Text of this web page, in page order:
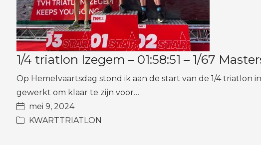
1/4 triatlon Izegem – 01:58:51 – 1/67
Op Hemelvaartsdag stond ik aan de start van de 1/4 triatlon
gewerkt om klaar te zijn voor…
mei 9, 2024
KWARTTRIATLON